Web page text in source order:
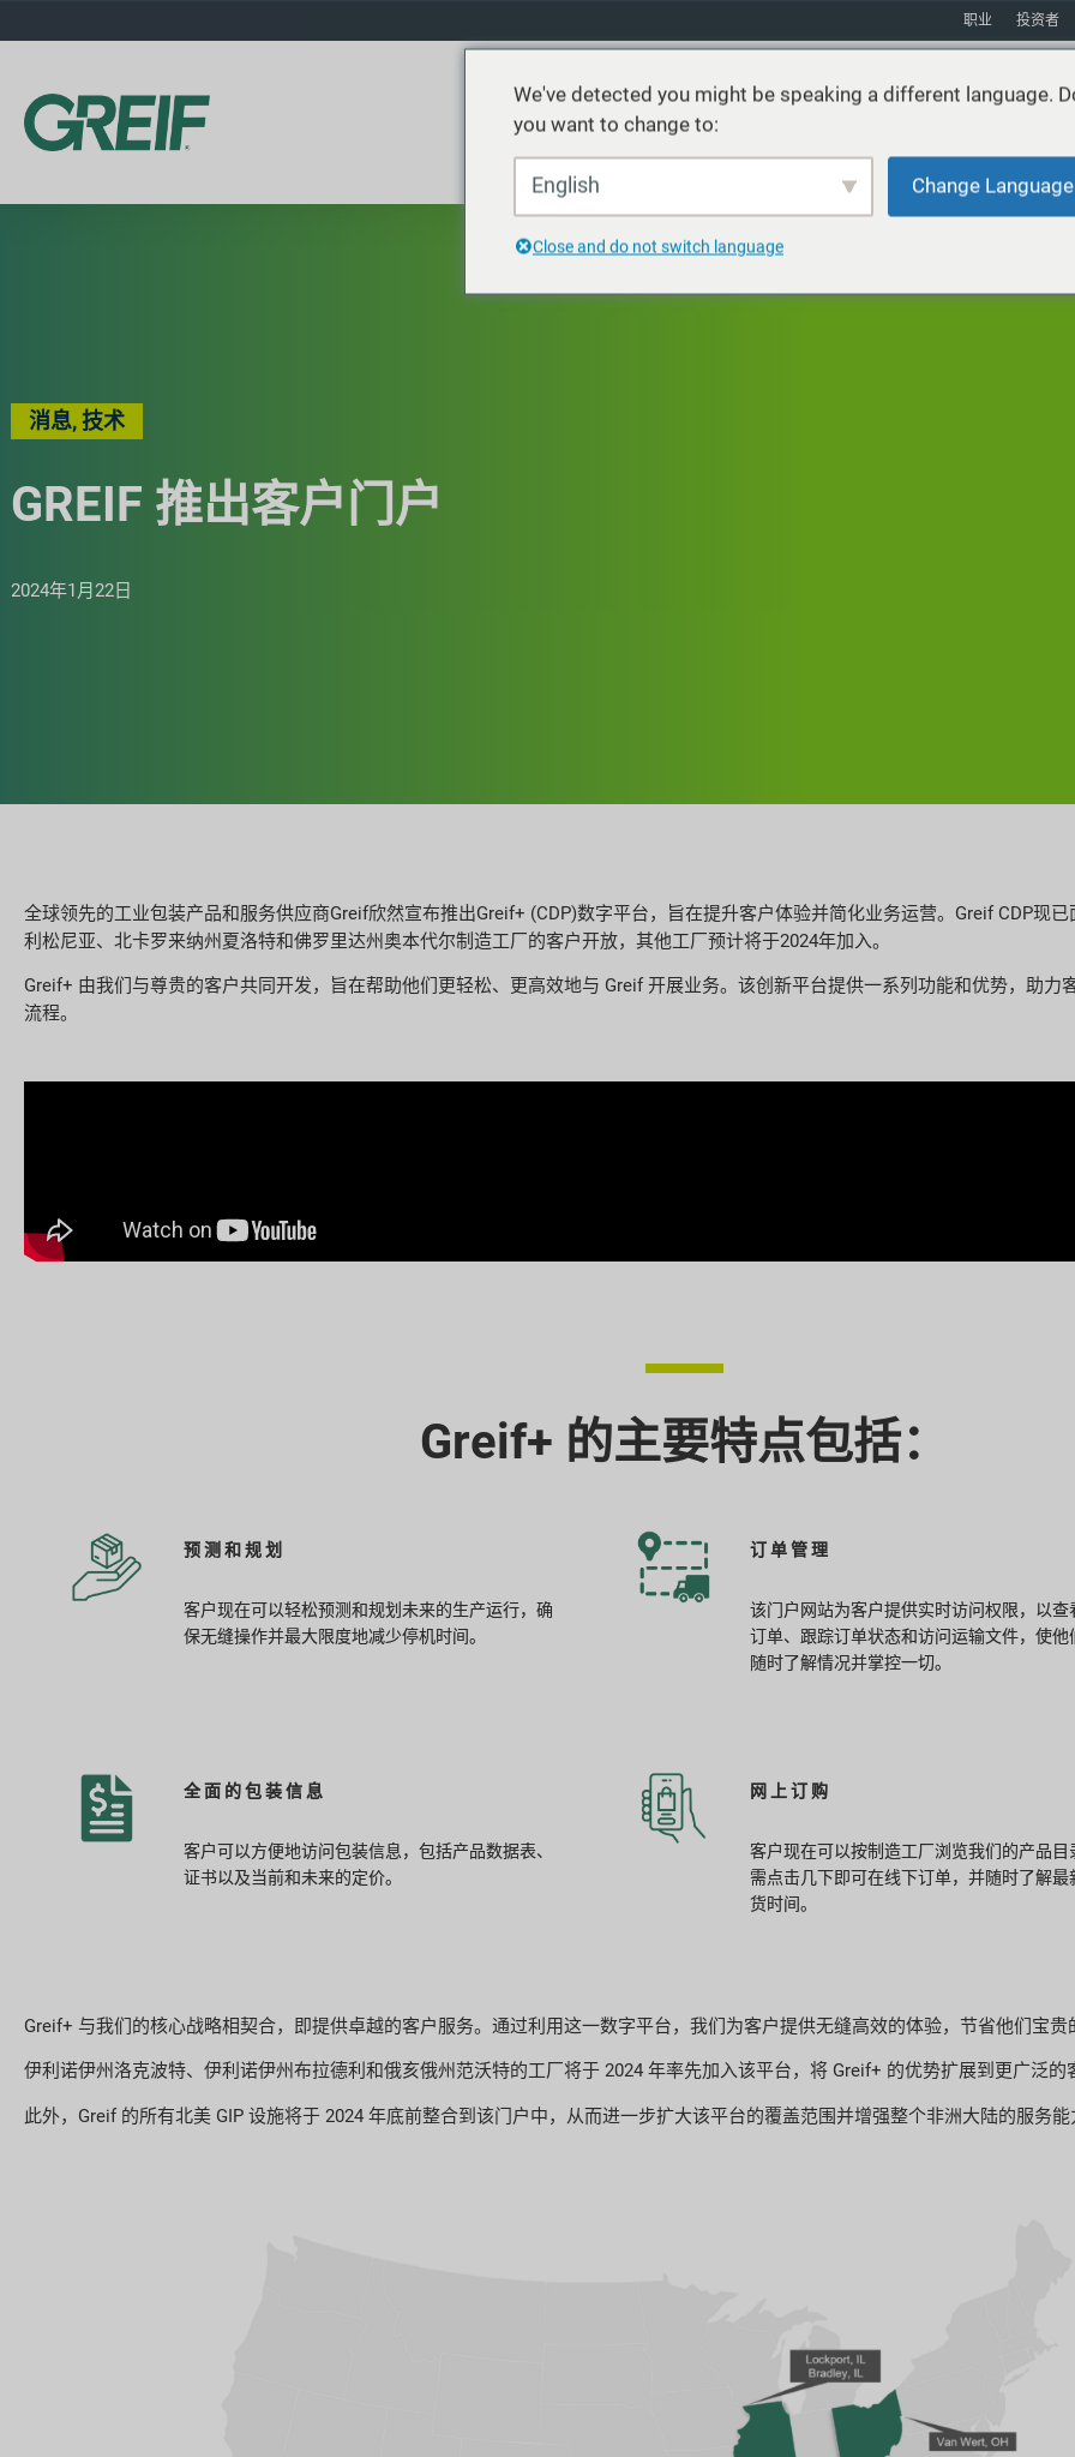
职业 投资者
产品 服务
消息,技术
GREIF 推出客户门户
2024年1月22日
全球领先的工业包装产品和服务供应商Greif欣然宣布推出Greif+ (CDP)数字平台，旨在提升客户体验并简化业务运营。Greif CDP现
利松尼亚、北卡罗来纳州夏洛特和佛罗里达州奥本代尔制造工厂的客户开放，其他工厂预计将于2024年加入。
Greif+ 由我们与尊贵的客户共同开发，旨在帮助他们更轻松、更高效地与 Greif 开展业务。该创新平台提供一系列功能和优势，助力
流程。
Greif+ 的主要特点包括：
预测和规划
客户现在可以轻松预测和规划未来的生产运行，确
保无缝操作并最大限度地减少停机时间。
订单管理
该门户网站为客户提供实时访问权限，以查
订单、跟踪订单状态和访问运输文件，使他
随时了解情况并掌控一切。
全面的包装信息
客户可以方便地访问包装信息，包括产品数据表、
证书以及当前和未来的定价。
网上订购
客户现在可以按制造工厂浏览我们的产品目
需点击几下即可在线下订单，并随时了解最
货时间。
Greif+ 与我们的核心战略相契合，即提供卓越的客户服务。通过利用这一数字平台，我们为客户提供无缝高效的体验，节省他们宝贵
伊利诺伊州洛克波特、伊利诺伊州布拉德利和俄亥俄州范沃特的工厂将于 2024 年率先加入该平台，将 Greif+ 的优势扩展到更广泛的
此外，Greif 的所有北美 GIP 设施将于 2024 年底前整合到该门户中，从而进一步扩大该平台的覆盖范围并增强整个非洲大陆的服务能
We've detected you might be speaking a different language.
you want to change to:
English Change Language
Close and do not switch language